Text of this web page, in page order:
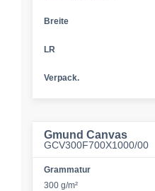
Breite
LR
Verpack.
Gmund Canvas
GCV300F700X1000/00
Grammatur
300 g/m²